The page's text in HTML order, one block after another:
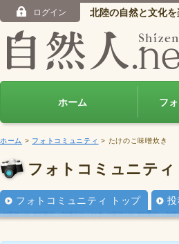
ログイン 北陸の自然と文化
ホーム フ
ホーム > フォトコミュニティ > たけのこ味噌炊き
フォトコミュニティ
フォトコミュニティ トップ 投